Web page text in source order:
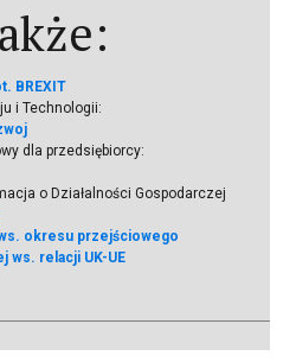
BREXIT
i Technologii:
dla przedsiębiorcy:
o Działalności Gospodarczej
okresu przejściowego
ws. relacji UK-UE